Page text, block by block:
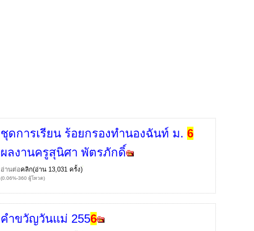
ชุดการเรียน ร้อยกรองทำนองฉันท์ ม.6
ผลงานครูสุนิศา พัตรภักดิ์
อ่านต่อคลิก(อ่าน 13,031 ครั้ง)
(0.06%-360 ผู้โหวต)
คำขวัญวันแม่ 2556